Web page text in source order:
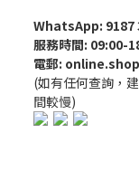
WhatsApp: 9187
服務時間: 09:00-
電郵:
(如有任何查詢，
間較慢)